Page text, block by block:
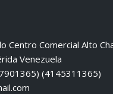
Centro Comercial Alto
Venezuela
(4145311365)